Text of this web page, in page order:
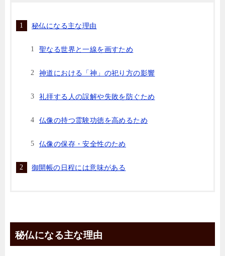
秘仏になる主な理由
聖なる世界と一線を画すため
神道における「神」の祀り方の影響
礼拝する人の誤解や失敗を防ぐため
仏像の持つ霊験功徳を高めるため
仏像の保存・安全性のため
御開帳の日程には意味がある
秘仏になる主な理由